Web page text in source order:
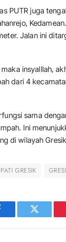
PUTR juga
Jalan ini
insyalllah,
dari 4
sama
Ini
di wilayah
GRESIK
Twitter